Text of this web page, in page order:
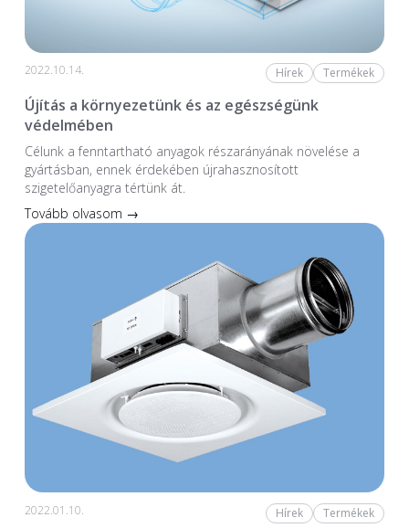
2022.10.14. Hírek Termékek
Újítás a környezetünk és az egészségünk
védelmében
Célunk a fenntartható anyagok részarányának növelése a
gyártásban, ennek érdekében újrahasznosított
szigetelőanyagra tértünk át.
Tovább olvasom →
2022.01.10. Hírek Termékek